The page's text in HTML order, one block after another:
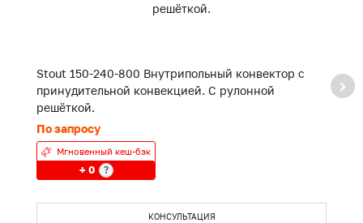
Stout 150-240-800 Внутрипольный конвектор с
принудительной конвекцией. С рулонной
решёткой.
По запросу
Мгновенный кеш-бэк
+ 0 ?
КОНСУЛЬТАЦИЯ